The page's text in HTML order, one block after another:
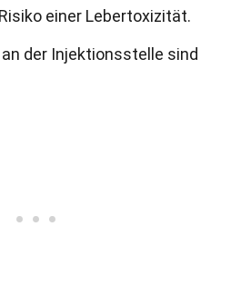
einer Lebertoxizität.
der Injektionsstelle sind